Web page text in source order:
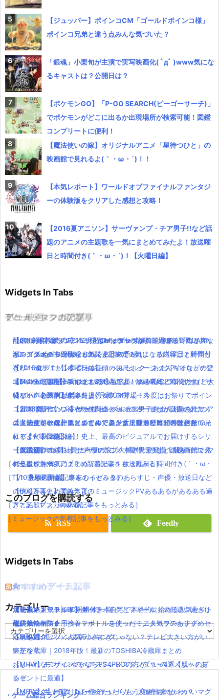
【ジュッパー】ポインコCM「ゴールドポインコ様」
ポインコ兄弟と違う点みんな気づいた？
「銀魂」小栗旬が主演で実写映画化( ﾟдﾟ )www気にな
るキャストは？公開日は？
【ポケモンGO】「P-GO SEARCH(ピーゴーサーチ)」
でポケモンがどこに出るか出現場所が検索可能！図鑑
コンプリートに便利！
【魔法使いの嫁】オリジナルアニメ「星待つひと」の
映画館で見れるよ(｀・ω・´)！！
【本気レポート】ワールドオブファイナルファンタジ
ーの体験版をクリアした感想と攻略！
【2016夏アニソン】サーヴァンプ・チア男子!!など話
題のアニメの主題歌を一気にまとめてみたよ！放送曜
日と時間付き(｀・ω・´)！【火曜日編】
Widgets In Tabs
TV・映画
【dカード】ポインコ12月新CMはアップルペイ編で綾野剛と共
演！コラボグッツ情報も！
【パパパのパァ】ポインコ音頭の長尺ミュージックPVでロッチ登
場(｀・ω・´)!【dポイントCM】
【パパパのパァ】ポインコ7月新CM登場！今度はお祭りでポイン
コ音頭でかわいい浴衣の仲間達と♪
【魔法使いの嫁】オリジナルアニメ「星待つひと」の映画館で見
れるよ(｀・ω・´)！！
【伝説回】zip貝社員に声優の浪川大輔さんが登場！新キャラハマ
グリ役を熱演！
［TV・映画の新着記事をもっとみる］
ゲーム・スマホアプリ
ついに今年発売のFF15！限定パッケージが美麗過ぎる！！！
キングダムハーツHD2.8の発売日決定！気になる内容は？新作も
有り！
【Twitterで話題】「ひとりぼっち惑星」のみんなに伝えたい！せ
つない声を受信してみたよ(´・ω・｀)
【ガスト新作】ブルーリフレクションのムービーが公開された
よ！デザインは岸田メルなので美少女・アトリエ好きは必見！
「アイドルマスター」史上、最高のビジュアルでお届けするシリ
ーズ最新作！
［ゲーム・スマホアプリの新着記事をもっとみる］
アニメ・マンガの記事
配信×劇場の新プロジェクトplanetarian始動！「AIR」「CLANN
AD」「Angel Beats!」に続く名作の予感！
【2016夏アニソン】ジョジョ・べルセルク・あまんちゅなどのア
ニメの主題歌を一気にまとめてみたよ！放送曜日と時間付き(｀・
ω・´)！【金曜日編】
【2016夏アニソン】サーヴァンプ・チア男子!!など話題のアニメ
の主題歌を一気にまとめてみたよ！放送曜日と時間付き(｀・ω・
´)！【火曜日編】
【魔法使いの嫁】オリジナルアニメ「星待つひと」の映画館で見
れるよ(｀・ω・´)！！
【10月放送開始】終末のイゼッタのあらすじ・声優・放送日など
の情報をまとめてみたよ！
［アニメ・マンガの新着記事をもっとみる］
ミュージックの記事
【2016夏アニソン】バッテリー・ダンガンロンパ３・レガリアな
どのアニメの主題歌を一気にまとめてみたよ！放送曜日と時間付
き(｀・ω・´)！【木曜日編】
【Mステで話題】Aimer(エメ)の新アルバム！RAD,ワンオクなど大
物アーティストが全楽曲提供＆プロデュース！
【2016夏アニソン】ジョジョ・べルセルク・あまんちゅなどのア
ニメの主題歌を一気にまとめてみたよ！放送曜日と時間付き(｀・
ω・´)！【金曜日編】
【2016夏アニソン】サーヴァンプ・チア男子!!など話題のアニメ
の主題歌を一気にまとめてみたよ！放送曜日と時間付き(｀・ω・
´)！【火曜日編】
【600万再生】岡崎体育のミュージックPVあるあるがあるある過
ぎと話題( ﾟдﾟ )wwww
［ミュージックの新着記事をもっとみる］
このブログを購読する
RSS Feedly
Widgets In Tabs
おすすめゲーム記事
【モンハンワールド】キャラメイクとフィールドの顔違い過ぎ(;
´Д｀)www
【MHW】モンハン文字小さすぎじゃない？テレビ大きい方がい
いかな？
【MHW】モンハンやるならPS4PROの方がいいの？メリットあ
る？
【MHW】キャラクリは一回作ったらもう変更出来ないの？
Amazonアイテム
水耕栽培キット|LED照明付き！自宅で本格的に始める人気セット
水耕栽培キット｜ペットボトルを使ったミニタイプのおすすめセ
ットを紹介
東芝冷蔵庫｜2018年版！最新のTOSHIBA冷蔵庫まとめ
おしゃれなデザインのペアステンレスタンブラー4選【親へのプ
レゼントに最適】
【ペアマグ】同棲したら揃えたい！カップル専用のかわいいマグ
☆
ニンテンドースイッチ 本体 一覧
使い捨てマスク
☆
消化器／人気ランキング
耐震・転倒防止用接着マット・ストッパー／人気ランキング
応急処置グッツ／人気ランキング
☆
カテゴリー
テ
リ
ー
・ゲーム総合ランキング